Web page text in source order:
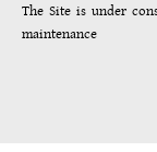
The Site is under
maintenance